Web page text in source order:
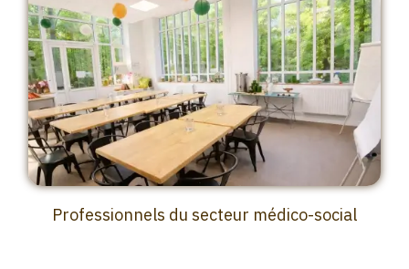
Professionnels du secteur médico-social